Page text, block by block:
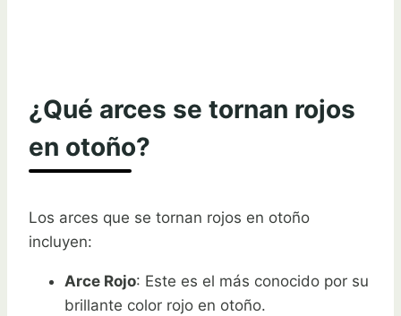
¿Qué arces se tornan rojos
en otoño?
Los arces que se tornan rojos en otoño
incluyen:
Arce Rojo: Este es el más conocido por su
brillante color rojo en otoño.